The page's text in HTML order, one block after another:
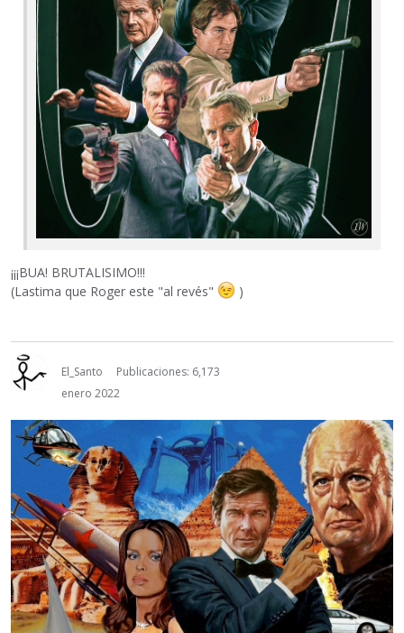
¡¡¡BUA! BRUTALISIMO!!!
(Lastima que Roger este "al revés"
)
El_Santo
Publicaciones: 6,173
enero 2022